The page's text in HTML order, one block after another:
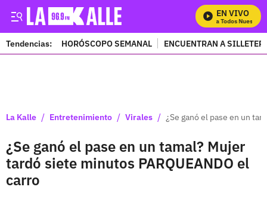
EN VIVO
Mira Todos Nuestros
Tendencias: HORÓSCOPO SEMANAL ENCUENTRAN A
La Kalle / Entretenimiento / Virales / ¿Se ganó el pase en un
¿Se ganó el pase en un tamal? Mujer
tardó siete minutos PARQUEANDO el
carro